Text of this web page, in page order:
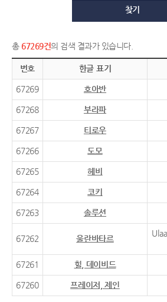
찾기
총 67269건의 검색 결과가 있습니다.
번호 한글 표기
67269 호아반
67268 부라파
67267 티로우
67266 도모
67265 헤비
67264 코키
67263 솔루션
67262 울란바타르
67261 힐, 데이비드
67260 프레이저, 제인